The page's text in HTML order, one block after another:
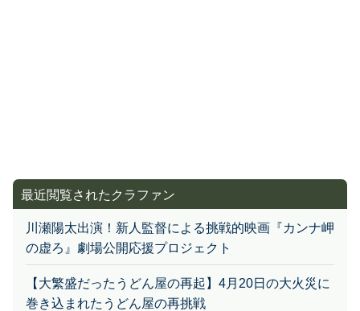
最近閲覧されたクラファン
川瀬陽太出演！新人監督による挑戦的映画『カンナ岬
の虚ろ』劇場公開応援プロジェクト
【大繁盛だったうどん屋の再起】4月20日の大火災に
巻き込まれたうどん屋の再挑戦